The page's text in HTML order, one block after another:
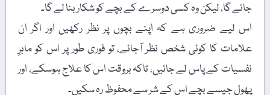
جائے گا، لیکن وہ کسی دوسرے کے بچے کو شکار بنا لے گا۔
اس لیے ضروری ہے کہ اپنے بچوں پر نظر رکھیں اور اگر ان
علامات کا کوئی شخص نظر آجائے، تو فوری طور پر اس کو ماہرِ
نفسیات کے پاس لے جائیں، تاکہ بروقت اس کا علاج ہوسکے، اور
پھول جیسے بچے اس کے شر سے محفوظ رہ سکیں۔